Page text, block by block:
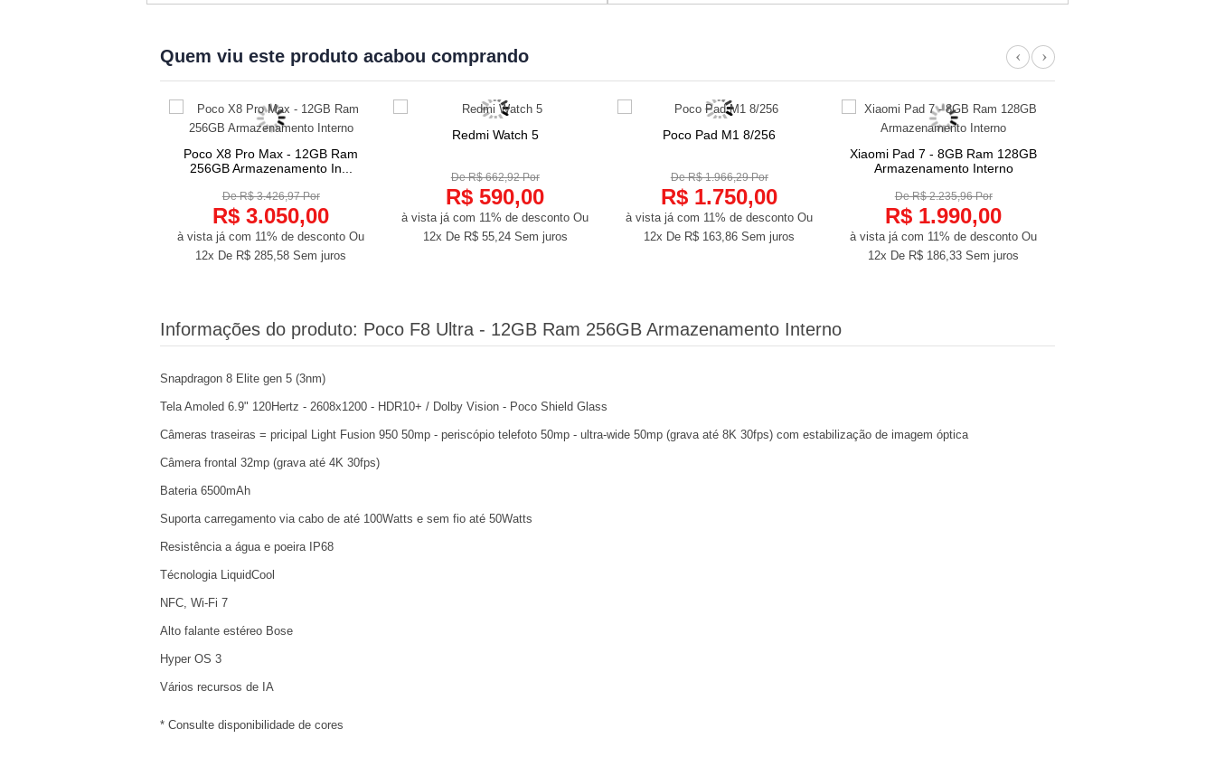
Quem viu este produto acabou comprando
COMPRAR
Poco X8 Pro Max - 12GB Ram
256GB Armazenamento In...
De R$ 3.426,97 Por
R$ 3.050,00
à vista já com 11% de desconto Ou
12x De R$ 285,58 Sem juros
Redmi Watch 5
De R$ 662,92 Por
R$ 590,00
à vista já com 11% de desconto Ou
12x De R$ 55,24Sem juros
Poco Pad M1 8/256
De R$ 1.966,29 Por
R$ 1.750,00
à vista já com 11% de desconto Ou
12x De R$ 163,86 Sem juros
COMPRAR
Xiaomi Pad 7 - 8GB Ram 128GB
Armazenamento Interno
De R$ 2.235,96 Por
R$ 1.990,00
à vista já com 11% de desconto Ou
12x De R$ 186,33 Sem juros
Previous
Next
Informações do produto: Poco F8 Ultra - 12GB Ram 256GB Armazenamento Interno
Snapdragon 8 Elite gen 5 (3nm)
Tela Amoled 6.9" 120Hertz - 2608x1200 - HDR10+ / Dolby Vision - Poco Shield Glass
Câmeras traseiras = pricipal Light Fusion 950 50mp - periscópio telefoto 50mp - ultra-wide 50mp (grava até 8K 30fps) com estabilização de imagem óptica
Câmera frontal 32mp (grava até 4K 30fps)
Bateria 6500mAh
Suporta carregamento via cabo de até 100Watts e sem fio até 50Watts
Resistência a água e poeira IP68
Técnologia LiquidCool
NFC, Wi-Fi 7
Alto falante estéreo Bose
Hyper OS 3
Vários recursos de IA
* Consulte disponibilidade de cores